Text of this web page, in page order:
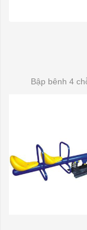
Bập bênh 4